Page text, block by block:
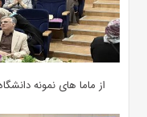
از ماما های نمونه